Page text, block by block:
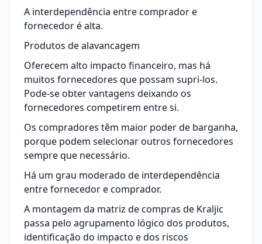
A interdependência entre comprador e
fornecedor é alta.
Produtos de alavancagem
Oferecem alto impacto financeiro, mas há
muitos fornecedores que possam supri-los.
Pode-se obter vantagens deixando os
fornecedores competirem entre si.
Os compradores têm maior poder de barganha,
porque podem selecionar outros fornecedores
sempre que necessário.
Há um grau moderado de interdependência
entre fornecedor e comprador.
A montagem da matriz de compras de Kraljic
passa pelo agrupamento lógico dos produtos,
identificação do impacto e dos riscos